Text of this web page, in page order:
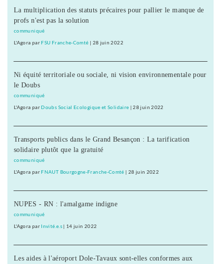
La multiplication des statuts précaires pour pallier le manque de
profs n'est pas la solution
communiqué
L'Agora par FSU Franche-Comté 28 juin 2022
Ni équité territoriale ou sociale, ni vision environnementale pour
le Doubs
communiqué
L'Agora par Doubs Social Ecologique et Solidaire |28 juin 2022
Transports publics dans le Grand Besançon : La tarification
solidaire plutôt que la gratuité
communiqué
L'Agora par FNAUT Bourgogne-Franche-Comté 28 juin 2022
NUPES - RN : l'amalgame indigne
communiqué
L'Agora par Invité.e.s| 14 juin 2022
Les aides à l'aéroport Dole-Tavaux sont-elles conformes aux